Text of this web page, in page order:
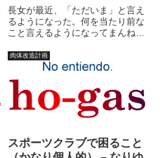
（Blog）
長女が最近、「ただいま」と言え
るようになった。何を当たり前な
こと言えるようになってまんねん
前からただいまとは言えました。
でも、以前は玄関で言ってたんで
す。誰かに向かって言ってた訳で
はなく、玄関開けていう挨拶だ
っ...
肉体改造計画
スポーツクラブで困ること